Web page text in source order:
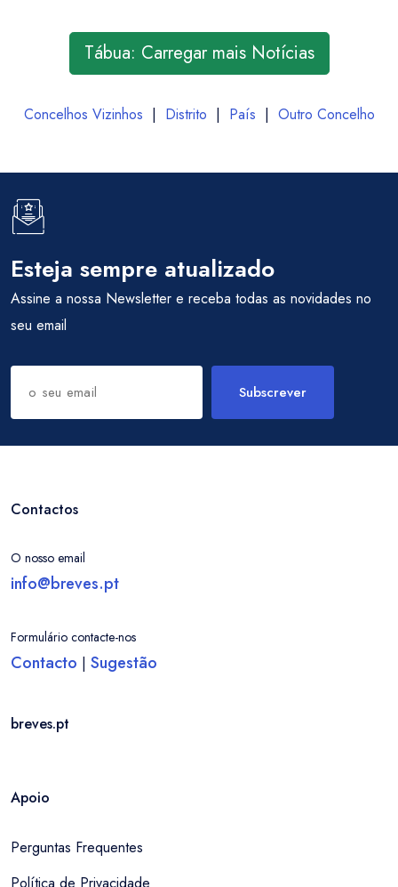
Tábua: Carregar mais Notícias
Concelhos Vizinhos | Distrito | País | Outro Concelho
Esteja sempre atualizado
Assine a nossa Newsletter e receba todas as novidades no
seu email
Subscrever
Contactos
O nosso email
info@breves.pt
Formulário contacte-nos
Contacto | Sugestão
breves.pt
Apoio
Perguntas Frequentes